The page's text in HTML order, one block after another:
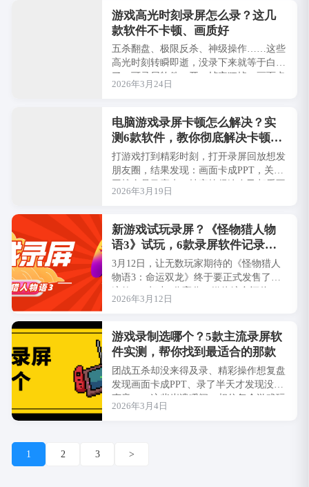
游戏高光时刻录屏怎么录？这几
款软件不卡顿、画质好
五杀翻盘、极限反杀、神级操作……这些
高光时刻转瞬即逝，没录下来就等于白打
了。可录屏软件一开，帧率狂掉、画面卡
顿，操作都变形了，还怎么秀？今天我就
2026年3月24日
电脑游戏录屏卡顿怎么解决？实
测6款软件，教你彻底解决卡顿问
题
打游戏打到精彩时刻，打开录屏回放想发
朋友圈，结果发现：画面卡成PPT，关键
团战全是马赛克，帧率掉得连自己都看不
下去？或者明明电脑配置不低，
2026年3月19日
新游戏试玩录屏？《怪物猎人物
语3》试玩，6款录屏软件记录精
彩
3月12日，让无数玩家期待的《怪物猎人
物语3：命运双龙》终于要正式发售了。
这款IGN打出9分高分、媒体综合评价86
分的作品，被评价为“将怪物猎人核心循
2026年3月12日
游戏录制选哪个？5款主流录屏软
件实测，帮你找到最适合的那款
团战五杀却没来得及录、精彩操作想复盘
发现画面卡成PPT、录了半天才发现没有
声音……这些崩溃瞬间，相信每个游戏玩
家都经历过。想把自己的高光时刻分享到
2026年3月4日
1 2 3 >